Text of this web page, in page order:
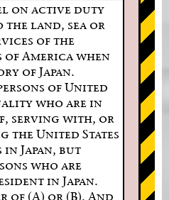
on active duty
land, sea or
of the
of America when
of Japan.
of United
who are in
serving with, or
the United States
Japan, but
who are
in Japan.
of (A) or (B). And